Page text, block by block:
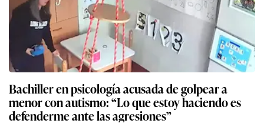
Bachiller en psicología acusada de golpear a
menor con autismo: “Lo que estoy haciendo es
defenderme ante las agresiones”